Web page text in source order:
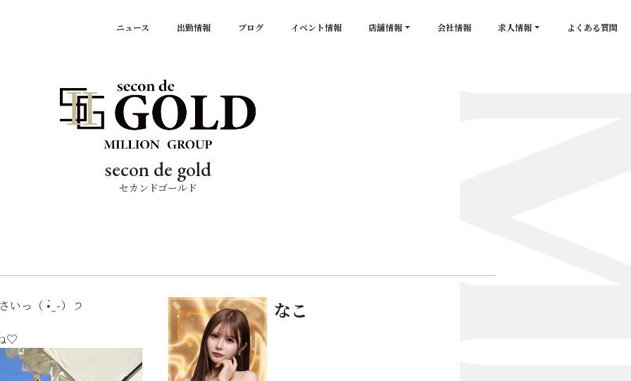
ニュース 出勤情報 ブログ イベント情報 店舗情報 会社情報 求人情報 よくある質問
secon de gold
セカンドゴールド
いっ（ •̀ ̫ -） ੭
♡
なこ